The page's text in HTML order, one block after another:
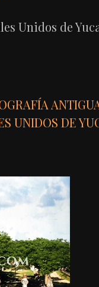
Unidos de
UNIDOS DE